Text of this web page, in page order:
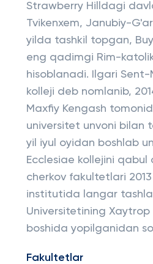
Strawberry Hilldagi
Tvikenxem, Janubiy-
yilda tashkil topgan,
eng qadimgi Rim-
hisoblanadi. Ilgari Sent-
kolleji deb nomlanib,
Maxfiy Kengash
universitet unvoni bilan
yil iyul oyidan boshlab
Ecclesiae kollejini qabul
cherkov fakultetlari
institutida langar
Universitetining Xaytrop
boshida yopilganidan
Fakultetlar